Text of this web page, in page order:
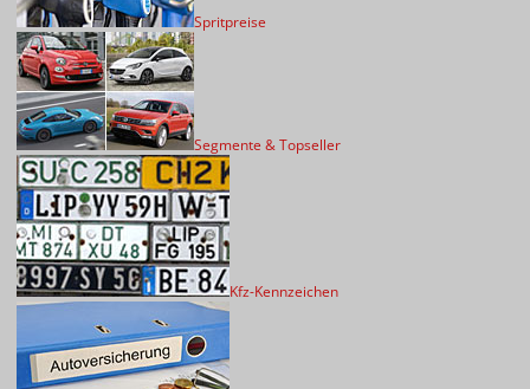
Spritpreise
Segmente & Topseller
Kfz-Kennzeichen